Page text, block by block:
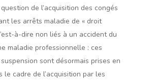
question de l’acquisition des congés
les arrêts maladie de « droit
à-dire non liés à un accident du
maladie professionnelle : ces
sont désormais prises en
le cadre de l’acquisition par les